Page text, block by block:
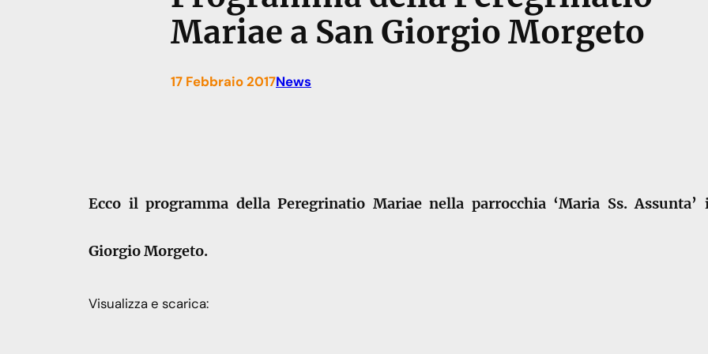
Mariae a San Giorgio Morgeto
17 Febbraio 2017News
Ecco il programma della Peregrinatio Mariae nella parrocchia ‘Maria Ss. Assunta’
Giorgio Morgeto.
Visualizza e scarica: